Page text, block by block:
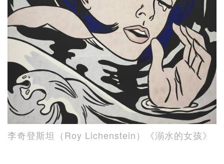
李奇登斯坦（Roy Lichenstein）《溺水的女孩》